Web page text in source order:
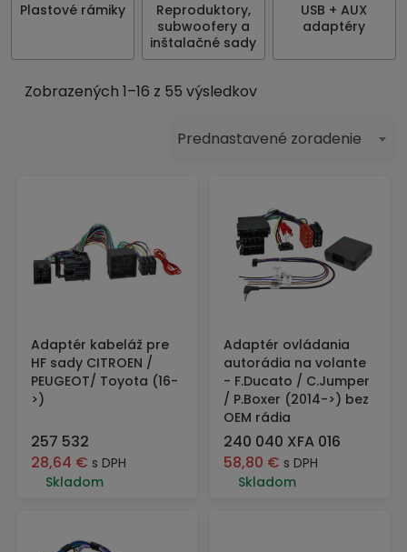
Plastové rámiky
Reproduktory,
subwoofery a
inštalačné sady
USB + AUX
adaptéry
Zobrazených 1–16 z 55 výsledkov
Prednastavené zoradenie
Adaptér kabeláž pre
HF sady CITROEN /
PEUGEOT/ Toyota (16-
>)
257 532
28,64 € s DPH
Skladom
Adaptér ovládania
autorádia na volante
- F.Ducato / C.Jumper
/ P.Boxer (2014->) bez
OEM rádia
240 040 XFA 016
58,80 € s DPH
Skladom